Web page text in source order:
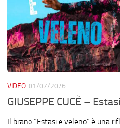
VIDEO 01/07/2026
GIUSEPPE CUCÈ –
Il brano “Estasi e veleno” è una